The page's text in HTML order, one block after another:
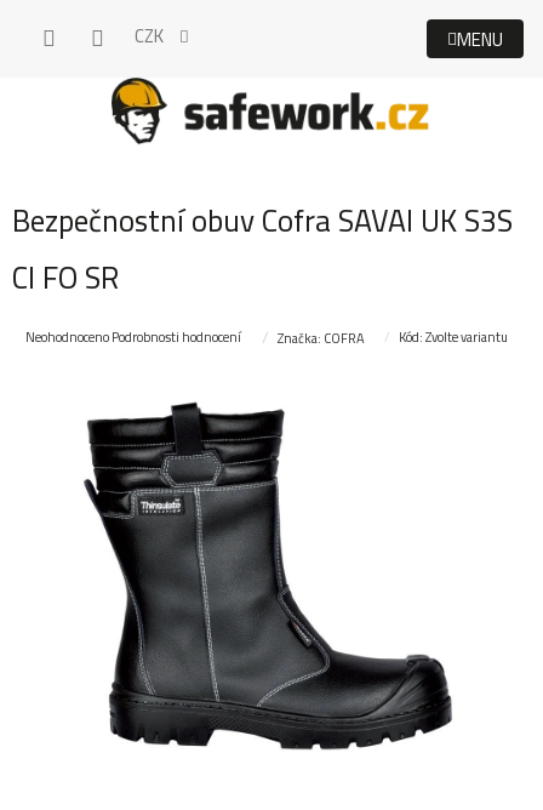
CZK
Bezpečnostní obuv Cofra SAVAI UK S3S
CI FO SR
Průměrné
NeohodnocenoPodrobnosti hodnocení Značka: COFRA Kód:Zvolte variantu